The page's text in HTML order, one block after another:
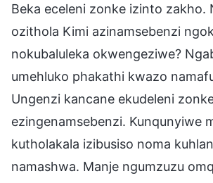
Beka eceleni zonke izinto zakho.
ozithola Kimi azinamsebenzi
nokubaluleka okwengeziwe?
umehluko phakathi kwazo
Ungenzi kancane ekudeleni
ezingenamsebenzi. Kunqunyiwe
kutholakala izibusiso noma
namashwa. Manje ngumzuzu